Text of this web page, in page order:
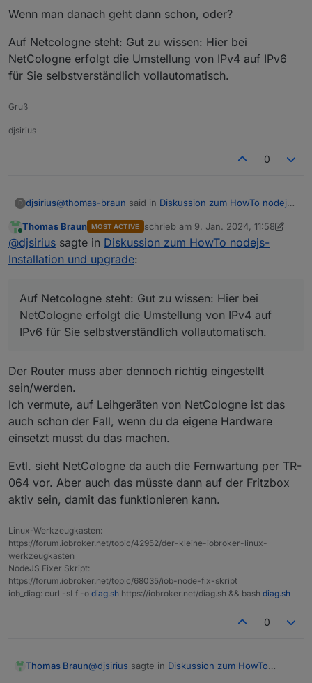
30  * * *
23  * * *
25  * * *
26  * * *
27  * * *
Wenn man danach geht dann schon, oder?
Auf Netcologne steht: Gut zu wissen: Hier bei
NetCologne erfolgt die Umstellung von IPv4 auf IPv6
für Sie selbstverständlich vollautomatisch.
Gruß
djsirius
0
D djsirius@thomas-braun said in Diskussion zum HowTo nodejs-
Quelle:
https://www.netcologne.de/privatkunden/hilfe/eig
enen-router-einrichten/vdsl/
Wenn man danach geht dann schon, oder?
Auf Netcologne steht: Gut zu wissen: Hier bei
NetCologne erfolgt die Umstellung von IPv4 auf IPv6
für Sie selbstverständlich vollautomatisch.
Online
Thomas Braun MOST ACTIVE schrieb am 9. Jan. 2024, 11:58
zuletzt editiert von Thomas Braun
@djsirius sagte in Diskussion zum HowTo nodejs-
Installation und upgrade:
Auf Netcologne steht: Gut zu wissen: Hier bei
NetCologne erfolgt die Umstellung von IPv4 auf
IPv6 für Sie selbstverständlich vollautomatisch.
Der Router muss aber dennoch richtig eingestellt
sein/werden.
Ich vermute, auf Leihgeräten von NetCologne ist das
auch schon der Fall, wenn du da eigene Hardware
einsetzt musst du das machen.
Evtl. sieht NetCologne da auch die Fernwartung per TR-
064 vor. Aber auch das müsste dann auf der Fritzbox
aktiv sein, damit das funktionieren kann.
Linux-Werkzeugkasten:
https://forum.iobroker.net/topic/42952/der-kleine-iobroker-linux-
werkzeugkasten
NodeJS Fixer Skript:
https://forum.iobroker.net/topic/68035/iob-node-fix-skript
iob_diag: curl -sLf -o diag.sh https://iobroker.net/diag.sh && bash diag.sh
0
Thomas Braun@djsirius sagte in Diskussion zum HowTo